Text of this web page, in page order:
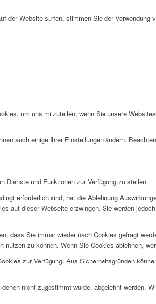
der Website surfen, stimmen Sie der Verwendung
um uns mitzuteilen, wenn Sie unsere
auch einige Ihrer Einstellungen ändern.
Dienste und Funktionen zur Verfügung zu stellen.
erforderlich sind, hat die Ablehnung
auf dieser Webseite erzwingen. Sie werden
dass Sie immer wieder nach Cookies gefragt
zu können. Wenn Sie Cookies ablehnen,
zur Verfügung. Aus Sicherheitsgründen
nicht zugestimmt wurde, abgelehnt werden.